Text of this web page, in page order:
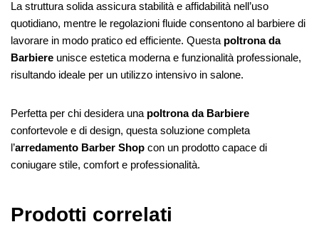
La struttura solida assicura stabilità e affidabilità nell’uso
quotidiano, mentre le regolazioni fluide consentono al barbiere di
lavorare in modo pratico ed efficiente. Questa poltrona da
Barbiere unisce estetica moderna e funzionalità professionale,
risultando ideale per un utilizzo intensivo in salone.
Perfetta per chi desidera una poltrona da Barbiere
confortevole e di design, questa soluzione completa
l’arredamento Barber Shop con un prodotto capace di
coniugare stile, comfort e professionalità.
Prodotti correlati